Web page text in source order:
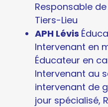
Responsable
Tiers-Lieu
APH Lévis
Intervenant en
Éducateur en
Intervenant au
intervenant de
jour spécialisé,